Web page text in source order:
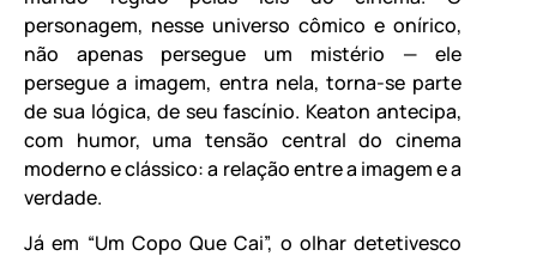
personagem, nesse universo cômico e onírico,
não apenas persegue um mistério — ele
persegue a imagem, entra nela, torna-se parte
de sua lógica, de seu fascínio. Keaton antecipa,
com humor, uma tensão central do cinema
moderno e clássico: a relação entre a imagem e a
verdade.
Já em “Um Copo Que Cai”, o olhar detetivesco